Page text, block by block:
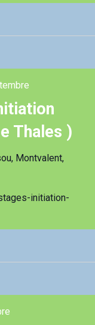
Thales )
Montvalent,
initiation-